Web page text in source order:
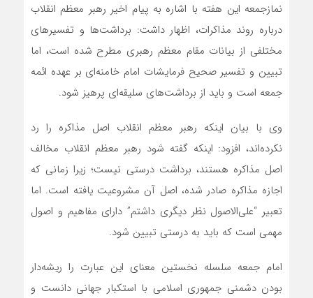
نمازجمعه این هفته با اشاره به پیام اخیر رهبر معظم انقلاب
درباره روند مذاکرات، اظهار داشت: برداشت‌ها و تفسیرهای
مختلفی از بیانات مقام معظم رهبری مطرح شده است، اما
تبیین و تفسیر صحیح فرمایشات امام خامنه‌ای بر عهده ائمه
جمعه است و باید از برداشت‌های سلیقه‌ای پرهیز شود.
وی با بیان اینکه رهبر معظم انقلاب اصل مذاکره را رد
نکرده‌اند، افزود: اینکه گفته شود رهبر معظم انقلاب مخالف
اصل مذاکره هستند، برداشت درستی نیست؛ زیرا زمانی که
اجازه مذاکره صادر شده، اصل آن مشروعیت یافته است. اما
تعبیر “علی‌الاصول نظر دیگری داشتم” دارای مفاهیم و اصول
مهمی است که باید به درستی تبیین شود.
امام جمعه سلسله نخستین معنای این عبارت را ریشه‌دار
بودن دشمنی جمهوری اسلامی با استکبار جهانی دانست و